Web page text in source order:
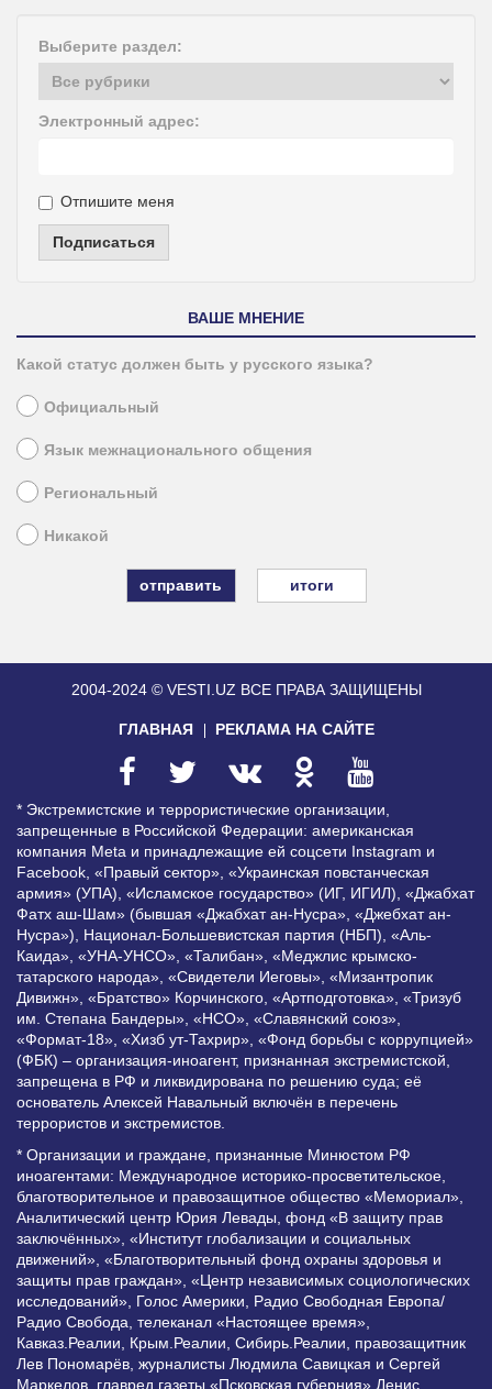
Выберите раздел:
Электронный адрес:
Отпишите меня
Подписаться
ВАШЕ МНЕНИЕ
Какой статус должен быть у русского языка?
Официальный
Язык межнационального общения
Региональный
Никакой
итоги
2004-2024 © VESTI.UZ ВСЕ ПРАВА ЗАЩИЩЕНЫ
ГЛАВНАЯ РЕКЛАМА НА САЙТЕ
* Экстремистские и террористические организации,
запрещенные в Российской Федерации: американская
компания Meta и принадлежащие ей соцсети Instagram и
Facebook, «Правый сектор», «Украинская повстанческая
армия» (УПА), «Исламское государство» (ИГ, ИГИЛ), «Джабхат
Фатх аш-Шам» (бывшая «Джабхат ан-Нусра», «Джебхат ан-
Нусра»), Национал-Большевистская партия (НБП), «Аль-
Каида», «УНА-УНСО», «Талибан», «Меджлис крымско-
татарского народа», «Свидетели Иеговы», «Мизантропик
Дивижн», «Братство» Корчинского, «Артподготовка», «Тризуб
им. Степана Бандеры», «НСО», «Славянский союз»,
«Формат-18», «Хизб ут-Тахрир», «Фонд борьбы с коррупцией»
(ФБК) – организация-иноагент, признанная экстремистской,
запрещена в РФ и ликвидирована по решению суда; её
основатель Алексей Навальный включён в перечень
террористов и экстремистов.
* Организации и граждане, признанные Минюстом РФ
иноагентами: Международное историко-просветительское,
благотворительное и правозащитное общество «Мемориал»,
Аналитический центр Юрия Левады, фонд «В защиту прав
заключённых», «Институт глобализации и социальных
движений», «Благотворительный фонд охраны здоровья и
защиты прав граждан», «Центр независимых социологических
исследований», Голос Америки, Радио Свободная Европа/
Радио Свобода, телеканал «Настоящее время»,
Кавказ.Реалии, Крым.Реалии, Сибирь.Реалии, правозащитник
Лев Пономарёв, журналисты Людмила Савицкая и Сергей
Маркелов, главред газеты «Псковская губерния» Денис